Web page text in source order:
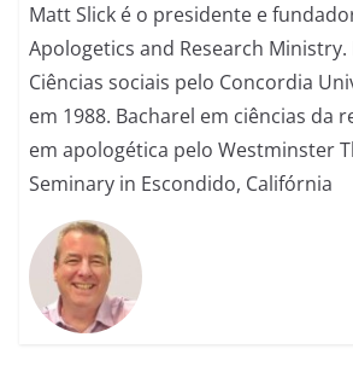
Matt Slick é o presidente e
Apologetics and Research
Ciências sociais pelo Concordia
em 1988. Bacharel em ciências da
em apologética pelo Westminster
Seminary in Escondido, Califórnia